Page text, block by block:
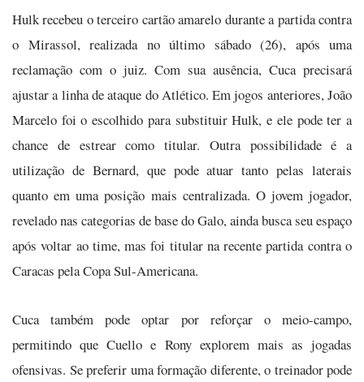
Hulk recebeu o terceiro cartão amarelo durante a partida contra
o Mirassol, realizada no último sábado (26), após uma
reclamação com o juiz. Com sua ausência, Cuca precisará
ajustar a linha de ataque do Atlético. Em jogos anteriores, João
Marcelo foi o escolhido para substituir Hulk, e ele pode ter a
chance de estrear como titular. Outra possibilidade é a
utilização de Bernard, que pode atuar tanto pelas laterais
quanto em uma posição mais centralizada. O jovem jogador,
revelado nas categorias de base do Galo, ainda busca seu espaço
após voltar ao time, mas foi titular na recente partida contra o
Caracas pela Copa Sul-Americana.
Cuca também pode optar por reforçar o meio-campo,
permitindo que Cuello e Rony explorem mais as jogadas
ofensivas. Se preferir uma formação diferente, o treinador pode